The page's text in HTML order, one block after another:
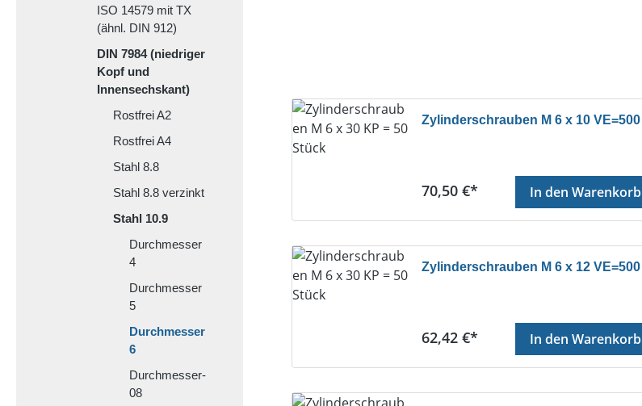
ISO 14579 mit TX
(ähnl. DIN 912)
DIN 7984 (niedriger
Kopf und
Innensechskant)
Rostfrei A2
Rostfrei A4
Stahl 8.8
Stahl 8.8 verzinkt
Stahl 10.9
Durchmesser
4
Durchmesser
5
Durchmesser
6
Durchmesser-
08
Zylinderschrauben M 6 x 10 VE=500
Regulärer Preis:
70,50 €* In den Warenkorb
Zylinderschrauben M 6 x 12 VE=500
Regulärer Preis:
62,42 €* In den Warenkorb